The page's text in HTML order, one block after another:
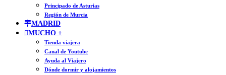
Principado de Asturias
Región de Murcia
MADRID
MUCHO +
Tienda viajera
Canal de Youtube
Ayuda al Viajero
Dónde dormir y alojamientos